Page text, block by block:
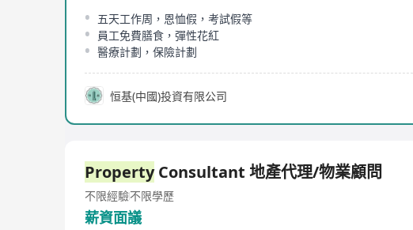
五天工作周，恩恤假，考試假等
員工免費膳食，彈性花紅
醫療計劃，保險計劃
恒基(中國)投資有限公司
PropertyConsultant 地產代理/物業顧問
不限經驗不限學歷
薪資面議